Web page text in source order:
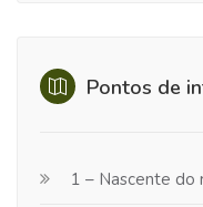
Pontos de
1 – Nascente do